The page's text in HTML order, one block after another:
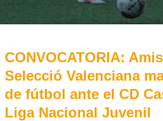
CONVOCATORIA:
Selecció Valenciana
de fútbol ante el CD
Liga Nacional Juvenil